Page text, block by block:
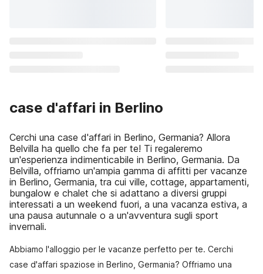
case d'affari in Berlino
Cerchi una case d'affari in Berlino, Germania? Allora
Belvilla ha quello che fa per te! Ti regaleremo
un'esperienza indimenticabile in Berlino, Germania. Da
Belvilla, offriamo un'ampia gamma di affitti per vacanze
in Berlino, Germania, tra cui ville, cottage, appartamenti,
bungalow e chalet che si adattano a diversi gruppi
interessati a un weekend fuori, a una vacanza estiva, a
una pausa autunnale o a un'avventura sugli sport
invernali.
Abbiamo l'alloggio per le vacanze perfetto per te. Cerchi
case d'affari spaziose in Berlino, Germania? Offriamo una